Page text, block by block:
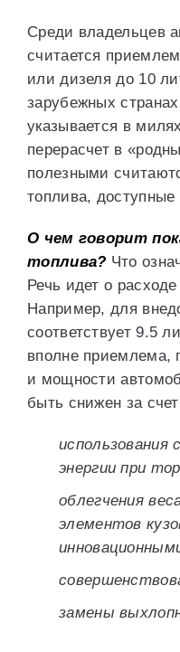
Среди владельцев
считается
или дизеля до 10
зарубежных странах
указывается в
перерасчет в
полезными
топлива,
О чем говорит
топлива? Что
Речь идет о
Например, для
соответствует 9.5
вполне приемлема,
и мощности
быть снижен за
использования
энергии при
облегчения
элементов
замены